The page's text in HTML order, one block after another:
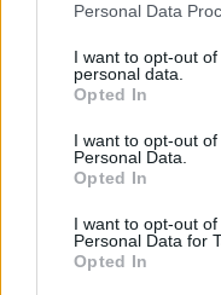
Personal Data
I want to opt-out
personal data.
Opted In
I want to opt-out
Personal Data.
Opted In
I want to opt-out
Personal Data for
Opted In
Czatyrdah. W
wyjątkowe,
wzniesienie
Czatyrdah jest
Początkowo
aby opisać górę,
opisuje ją w